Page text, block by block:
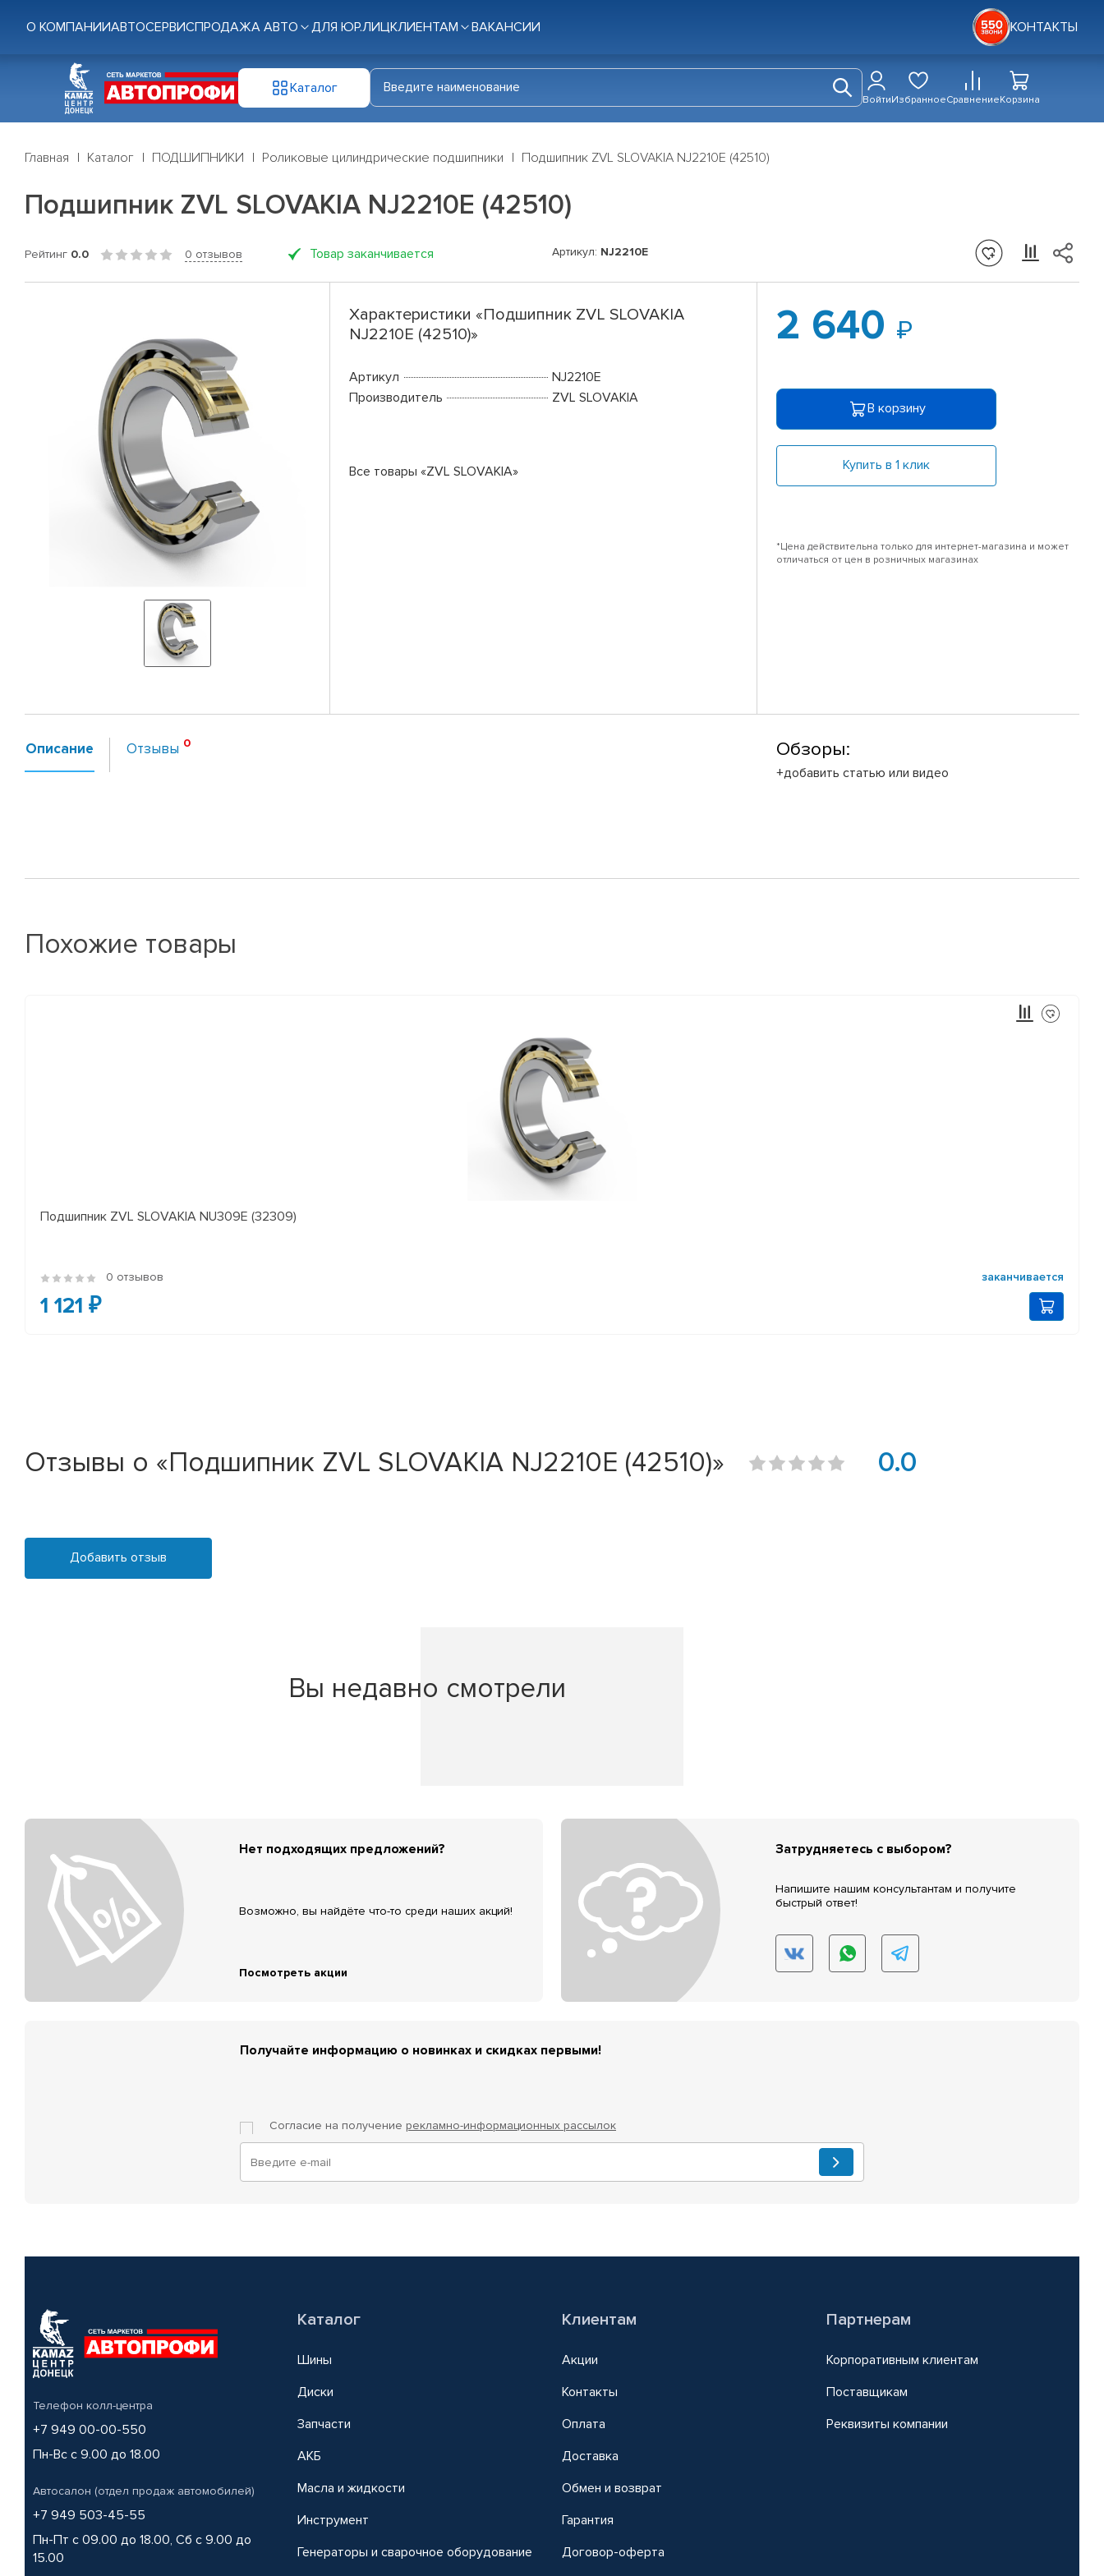
О КОМПАНИИАВТОСЕРВИСПРОДАЖА АВТО ДЛЯ ЮР.ЛИЦКЛИЕНТАМ ВАКАНСИИ КОНТАКТЫ
Каталог
ВойтиИзбранноеСравнениеКорзина
Главная Каталог ПОДШИПНИКИ Роликовые цилиндрические подшипники Подшипник ZVL SLOVAKIA NJ2210E (42510)
Подшипник ZVL SLOVAKIA NJ2210E (42510)
Рейтинг 0.0 0 отзывов Товар заканчивается Артикул: NJ2210E
Характеристики «Подшипник ZVL SLOVAKIA
NJ2210E (42510)»
Артикул
NJ2210E
Производитель
ZVL SLOVAKIA
Все товары «ZVL SLOVAKIA»
2 640
В корзину
Купить в 1 клик
*Цена действительна только для интернет-магазина и может
отличаться от цен в розничных магазинах
Описание Отзывы Обзоры:
+добавить статью или видео
Похожие товары
Подшипник ZVL SLOVAKIA NU309E (32309)
0 отзывов заканчивается
1 121 ₽
Отзывы о «Подшипник ZVL SLOVAKIA NJ2210E (42510)» 0.0
Добавить отзыв
Вы недавно смотрели
Нет подходящих предложений?
Возможно, вы найдёте что-то среди наших акций!
Посмотреть акции
Затрудняетесь с выбором?
Напишите нашим консультантам и получите
быстрый ответ!
Получайте информацию о новинках и скидках первыми!
Согласие на получение рекламно-информационных рассылок
Телефон колл-центра
+7 949 00-00-550
Пн-Вс с 9.00 до 18.00
Автосалон (отдел продаж автомобилей)
+7 949 503-45-55
Пн-Пт с 09.00 до 18.00, Сб с 9.00 до
15.00
Каталог
Шины
Диски
Запчасти
АКБ
Масла и жидкости
Инструмент
Генераторы и сварочное оборудование
Клиентам
Акции
Контакты
Оплата
Доставка
Обмен и возврат
Гарантия
Договор-оферта
Партнерам
Корпоративным клиентам
Поставщикам
Реквизиты компании